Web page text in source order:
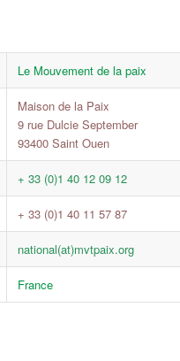
Le Mouvement de la paix
Maison de la Paix
9 rue Dulcie September
93400 Saint Ouen
+ 33 (0)1 40 12 09 12
+ 33 (0)1 40 11 57 87
national(at)mvtpaix.org
France